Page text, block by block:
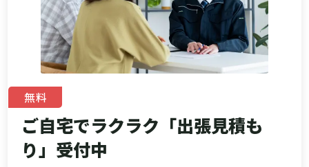
無料
ご自宅でラクラク「出張見積も
り」受付中